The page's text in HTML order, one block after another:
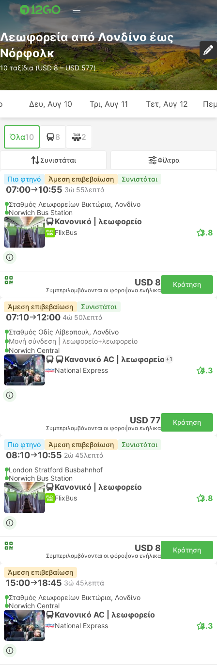
Λεωφορεία από Λονδίνο έως
Νόρφολκ
10 ταξίδια (USD 8 – USD 577)
Δευ, Αυγ 10 Τρι, Αυγ 11 Τετ, Αυγ 12
Όλα10 8 2
Συνιστάται Φίλτρα
Πιο φτηνό Άμεση επιβεβαίωση Συνιστάται
07:00 10:55 3ώ 55λεπτά
Σταθμός Λεωφορείων Βικτώρια, Λονδίνο
Norwich Bus Station
Κανονικό | λεωφορείο
FlixBus 3.8
USD 8
Συμπεριλαμβάνονται οι φόροι ανα ενήλικα
Κράτηση
Άμεση επιβεβαίωση Συνιστάται
07:10 12:00 4ώ 50λεπτά
Σταθμός Οδίς Λίβερπουλ, Λονδίνο
Μονή σύνδεση | λεωφορείο+λεωφορείο
Norwich Central
Κανονικό AC | λεωφορείο +1
National Express 4.3
USD 77
Συμπεριλαμβάνονται οι φόροι ανα ενήλικα
Κράτηση
Πιο φτηνό Άμεση επιβεβαίωση Συνιστάται
08:10 10:55 2ώ 45λεπτά
London Stratford Busbahnhof
Norwich Bus Station
Κανονικό | λεωφορείο
FlixBus 3.8
USD 8
Συμπεριλαμβάνονται οι φόροι ανα ενήλικα
Κράτηση
Άμεση επιβεβαίωση
15:00 18:45 3ώ 45λεπτά
Σταθμός Λεωφορείων Βικτώρια, Λονδίνο
Norwich Central
Κανονικό AC | λεωφορείο
National Express 4.3